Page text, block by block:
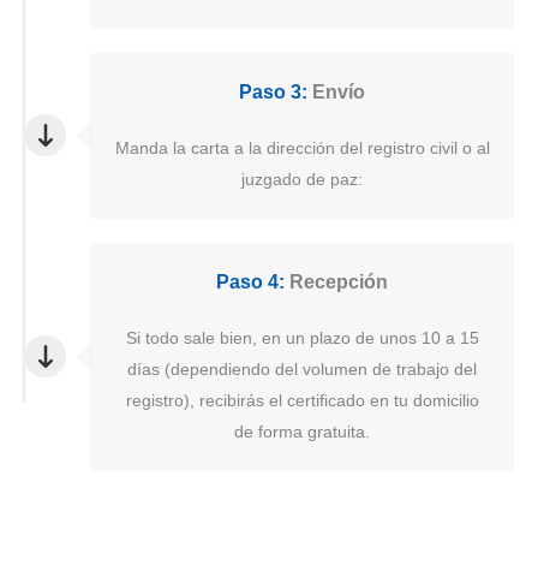
Paso 3: Envío
Manda la carta a la dirección del registro civil o al
juzgado de paz:
Paso 4: Recepción
Si todo sale bien, en un plazo de unos 10 a 15
días (dependiendo del volumen de trabajo del
registro), recibirás el certificado en tu domicilio
de forma gratuita.